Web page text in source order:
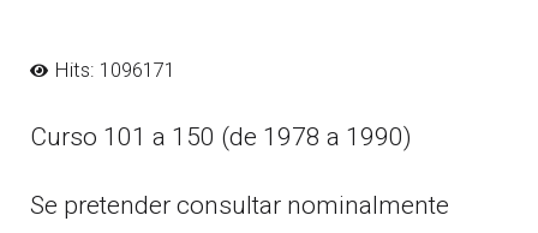
Hits: 1096171
Curso 101 a 150 (de 1978 a 1990)
Se pretender consultar nominalmente